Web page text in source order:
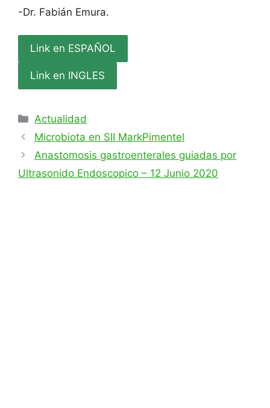
-Dr. Fabián Emura.
Link en ESPAÑOL
Link en INGLES
Categorías
Actualidad
Microbiota en SII MarkPimentel
Anastomosis gastroenterales guiadas por
Ultrasonido Endoscopico – 12 Junio 2020